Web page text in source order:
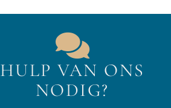
HULP VAN ONS
NODIG?